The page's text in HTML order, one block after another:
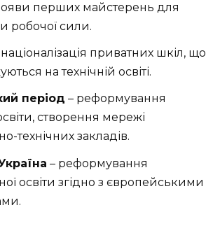
перших майстерень для
робочої сили.
приватних шкіл, що
на технічній освіті.
період – реформування
створення мережі
технічних закладів.
– реформування
освіти згідно з європейськими